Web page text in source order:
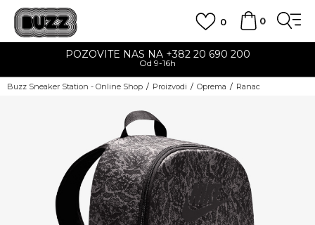
0
0
POZOVITE NAS NA +382 20 690 200
Od 9-16h
Buzz Sneaker Station - Online Shop Proizvodi Oprema Ranac